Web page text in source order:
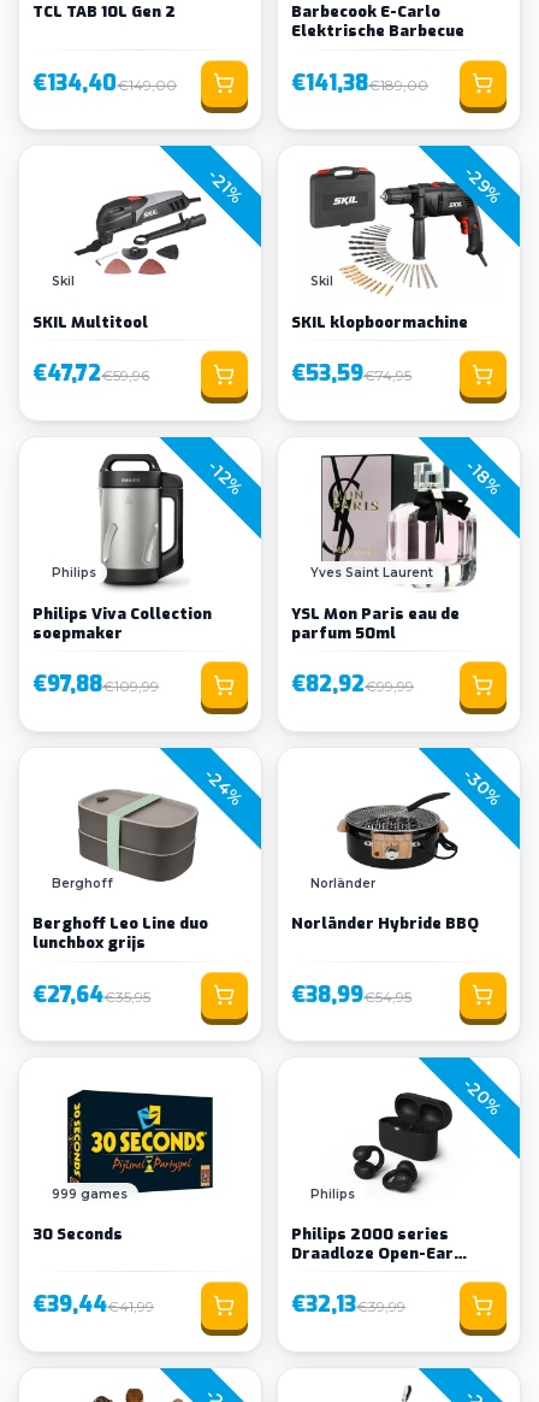
TCL TAB 10L Gen 2
€134,40€149,00
Barbecook E-Carlo
Elektrische Barbecue
€141,38€189,00
-21%
Skil
SKIL Multitool
€47,72€59,96
-29%
Skil
SKIL klopboormachine
€53,59€74,95
-12%
Philips
Philips Viva Collection
soepmaker
€97,88€109,99
-18%
Yves Saint Laurent
YSL Mon Paris eau de
parfum 50ml
€82,92€99,99
-24%
Berghoff
Berghoff Leo Line duo
lunchbox grijs
€27,64€35,95
-30%
Norländer
Norländer Hybride BBQ
€38,99€54,95
999 games
30 Seconds
€39,44€41,99
-20%
Philips
Philips 2000 series
Draadloze Open-Ear
€32,13€39,99